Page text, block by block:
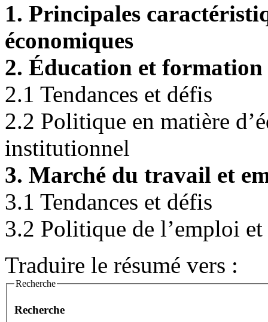
1. Principales
économiques
2. Éducation et formation
2.1 Tendances et défis
2.2 Politique en matière
institutionnel
3. Marché du travail et
3.1 Tendances et défis
3.2 Politique de l’emploi
Traduire le résumé vers :
Recherche
Recherche